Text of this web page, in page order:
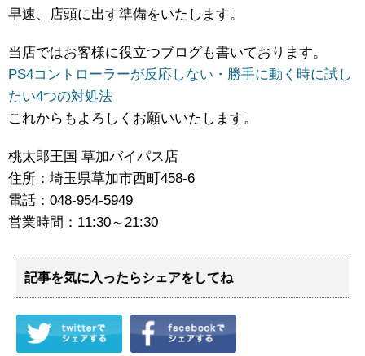
早速、店頭に出す準備をいたします。
当店ではお客様に役立つブログも書いております。
PS4コントローラーが反応しない・勝手に動く時に試し
たい4つの対処法
これからもよろしくお願いいたします。
桃太郎王国 草加バイパス店
住所：埼玉県草加市西町458‐6
電話：048-954-5949
営業時間：11:30～21:30
記事を気に入ったらシェアをしてね